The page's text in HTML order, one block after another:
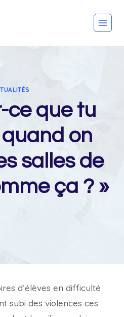
ce que tu
on
salles de
ça ? »
d’élèves en difficulté
subi des violences ces